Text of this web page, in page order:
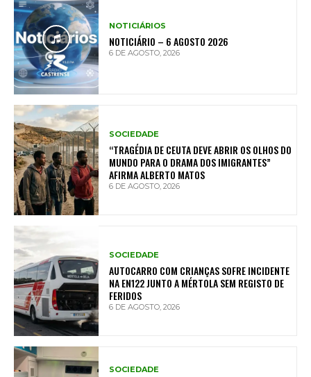
NOTICIÁRIOS
NOTICIÁRIO – 6 AGOSTO 2026
6 DE AGOSTO, 2026
SOCIEDADE
“TRAGÉDIA DE CEUTA DEVE ABRIR OS OLHOS DO
MUNDO PARA O DRAMA DOS IMIGRANTES”
AFIRMA ALBERTO MATOS
6 DE AGOSTO, 2026
SOCIEDADE
AUTOCARRO COM CRIANÇAS SOFRE INCIDENTE
NA EN122 JUNTO A MÉRTOLA SEM REGISTO DE
FERIDOS
6 DE AGOSTO, 2026
SOCIEDADE